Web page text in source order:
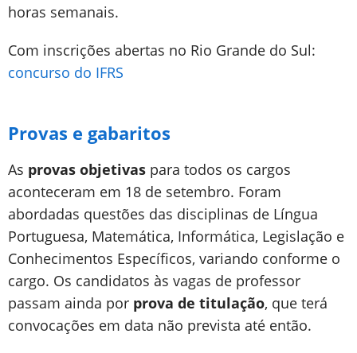
horas semanais.
Com inscrições abertas no Rio Grande do Sul:
concurso do IFRS
Provas e gabaritos
As provas objetivas para todos os cargos
aconteceram em 18 de setembro. Foram
abordadas questões das disciplinas de Língua
Portuguesa, Matemática, Informática, Legislação e
Conhecimentos Específicos, variando conforme o
cargo. Os candidatos às vagas de professor
passam ainda por prova de titulação, que terá
convocações em data não prevista até então.